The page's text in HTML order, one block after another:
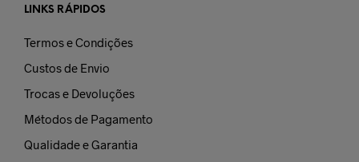
LINKS RÁPIDOS
Termos e Condições
Custos de Envio
Trocas e Devoluções
Métodos de Pagamento
Qualidade e Garantia